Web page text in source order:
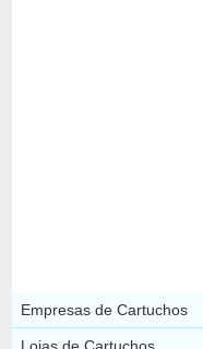
Empresas de Cartuchos
Lojas de Cartuchos